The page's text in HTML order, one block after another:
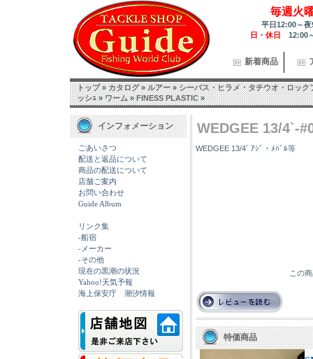
毎週火
平日12:00～
日・休日 12:00
新着商品
トップ»カタログ»ルアー»シーバス・ヒラメ・タチウオ・ロック
ッシｭ»ワーム»FINESS PLASTIC»
インフォメーション
ごあいさつ
配送と返品について
商品の配送について
店舗ご案内
お問い合わせ
Guide Album
リンク集
-船宿
-メーカー
-その他
現在の黒潮の状況
Yahoo!天気予報
海上保安庁 潮汐情報
WEDGEE 13/4`-
WEDGEE 13/4` ｱｼﾞ・ﾒﾊﾞﾙ等
この
特価商品